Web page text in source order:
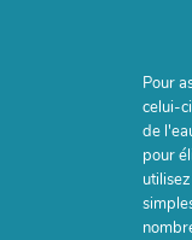
Pour
celui-
de
pour